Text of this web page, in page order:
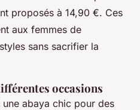
proposés à 14,90 €. Ces
aux femmes de
sans sacrifier la
occasions
une abaya chic pour des